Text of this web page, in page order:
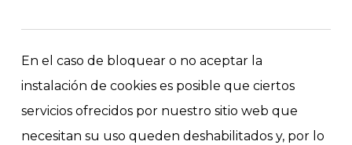
En el caso de bloquear o no aceptar la
instalación de cookies es posible que ciertos
servicios ofrecidos por nuestro sitio web que
necesitan su uso queden deshabilitados y, por lo